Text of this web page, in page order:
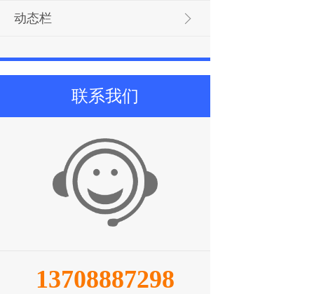
动态栏
联系我们
13708887298